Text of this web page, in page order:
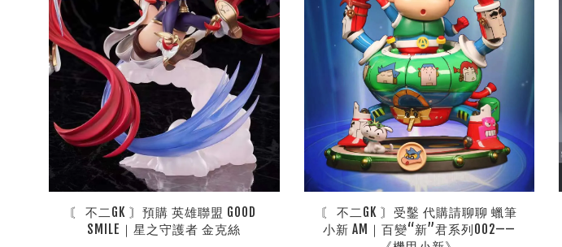
〘 不二GK 〙預購 英雄聯盟 GOOD
SMILE｜星之守護者 金克絲
〘 不二GK 〙受鑿 代購請聊聊 蠟筆
小新 AM｜百變“新”君系列002——